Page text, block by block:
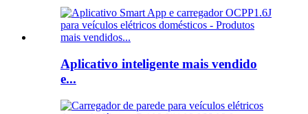
Aplicativo inteligente mais vendido
e...